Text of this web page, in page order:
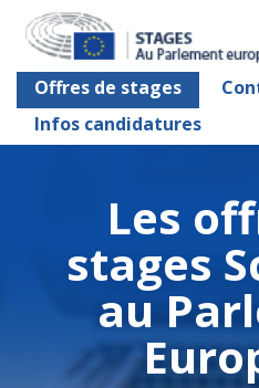
Offres de stages
Infos candidatures
Les
stages
au